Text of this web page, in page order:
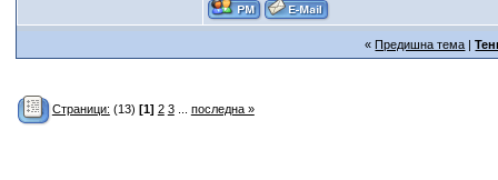
«Предишна тема |
Страници: (13) [1] 2 3... последна »